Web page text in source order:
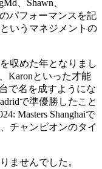
、Shawn、
パフォーマンスを記
いうマネジメントの
収めた年となりまし
Karonといった才能
で名を成すようにな
で準優勝したこと
Masters Shanghaiで
チャンピオンのタイ
ませんでした。